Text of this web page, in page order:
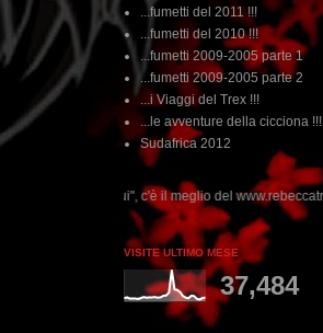
...fumetti del 2011 !!!
...fumetti del 2010 !!!
...fumetti 2009-2005 parte 1
...fumetti 2009-2005 parte 2
...i Viaggi del Trex !!!
...le avventure della cicciona !!!
Sudafrica 2012
del www.rebeccatrex.com
VISITE ULTIMO MESE
37,484